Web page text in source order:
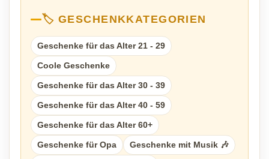
🏷️ GESCHENKKATEGORIEN
Geschenke für das Alter 21 - 29
Coole Geschenke
Geschenke für das Alter 30 - 39
Geschenke für das Alter 40 - 59
Geschenke für das Alter 60+
Geschenke für Opa Geschenke mit Musik 🎶